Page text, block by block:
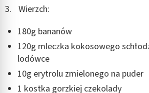
Wierzch:
180g bananów
120g mleczka kokosowego
lodówce
10g erytrolu zmielonego na puder
1 kostka gorzkiej czekolady